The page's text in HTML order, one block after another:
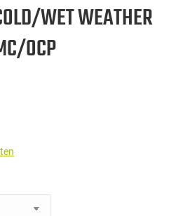
WET WEATHER
OCP